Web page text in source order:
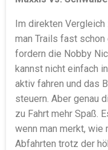
Im direkten
man Trails fast schon
fordern die Nobby
kannst nicht einfach
aktiv fahren und das
steuern. Aber genau
zu Fahrt mehr Spaß.
wenn man merkt, wie
Abfahrten trotz der